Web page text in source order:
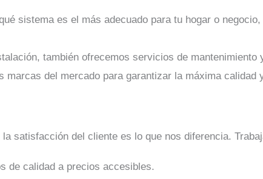
sistema es el más adecuado para tu hogar o
también ofrecemos servicios de
marcas del mercado para garantizar la máxima calidad
satisfacción del cliente es lo que nos diferencia.
de calidad a precios accesibles.